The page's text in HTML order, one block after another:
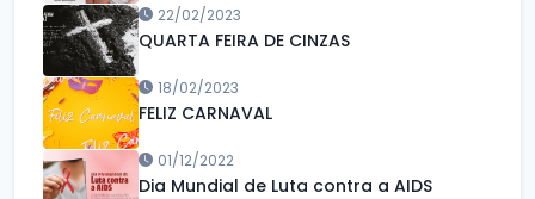
22/02/2023
QUARTA FEIRA DE CINZAS
18/02/2023
FELIZ CARNAVAL
01/12/2022
Dia Mundial de Luta contra a AIDS